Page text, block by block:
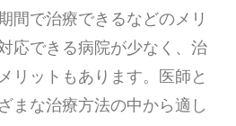
間で治療できるなどのメリ
応できる病院が少なく、治
リットもあります。医師と
まな治療方法の中から適し